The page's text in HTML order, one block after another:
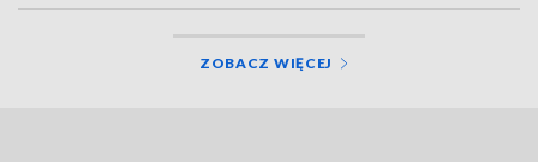
ZOBACZ WIĘCEJ